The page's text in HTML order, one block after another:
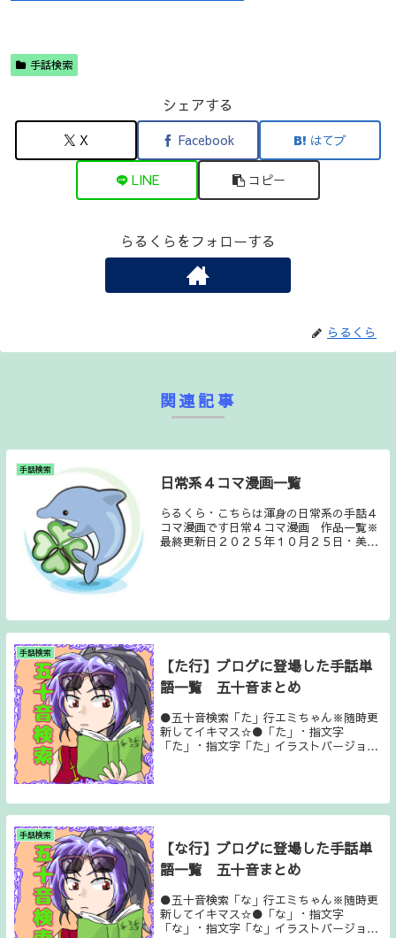
手話検索
シェアする
X Facebook はてブ
LINE コピー
らるくらをフォローする
らるくら
関連記事
手話検索
日常系４コマ漫画一覧
らるくら・こちらは渾身の日常系の手話４
コマ漫画です日常４コマ漫画 作品一覧※
最終更新日２０２５年１０月２５日・美味
手話検索
【た行】ブログに登場した手話単
語一覧 五十音まとめ
●五十音検索「た」行エミちゃん※随時更
新してイキマス☆●「た」・指文字
「た」・指文字「た」イラストバージョ
支)・七夕・たば...
手話検索
【な行】ブログに登場した手話単
語一覧 五十音まとめ
●五十音検索「な」行エミちゃん※随時更
新してイキマス☆●「な」・指文字
「な」・指文字「な」イラストバージョ